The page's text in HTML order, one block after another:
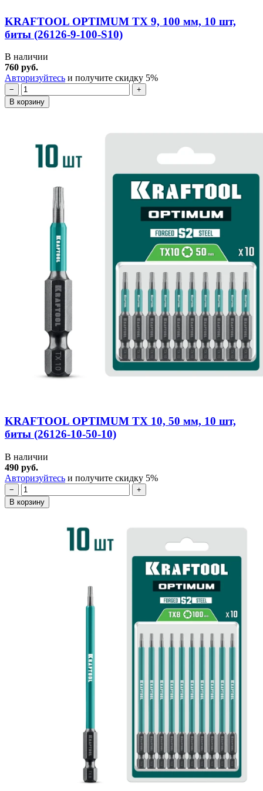
KRAFTOOL OPTIMUM TX 9, 100 мм, 10 шт,
биты (26126-9-100-S10)
В наличии
760 руб.
Авторизуйтесь и получите скидку 5%
−
+
В корзину
KRAFTOOL OPTIMUM TX 10, 50 мм, 10 шт,
биты (26126-10-50-10)
В наличии
490 руб.
Авторизуйтесь и получите скидку 5%
−
+
В корзину